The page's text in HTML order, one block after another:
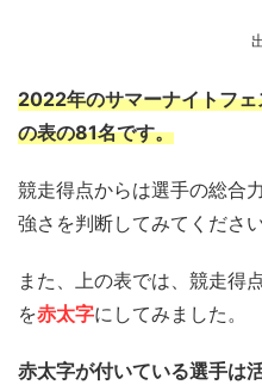
2022年のサマーナイトフ
の表の81名です。
競走得点からは選手の総合
強さを判断してみてください
また、上の表では、競走得
を赤太字にしてみました。
赤太字が付いている選手は